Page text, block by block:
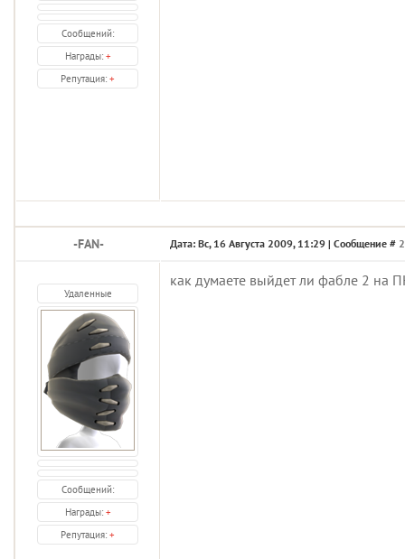
Сообщений:
Награды: +
Репутация: +
-FAN- Дата: Вс, 16 Августа 2009, 11:29 | Сообщение # 2
Удаленные
Сообщений:
Награды: +
Репутация: +
как думаете выйдет ли фабле 2 на